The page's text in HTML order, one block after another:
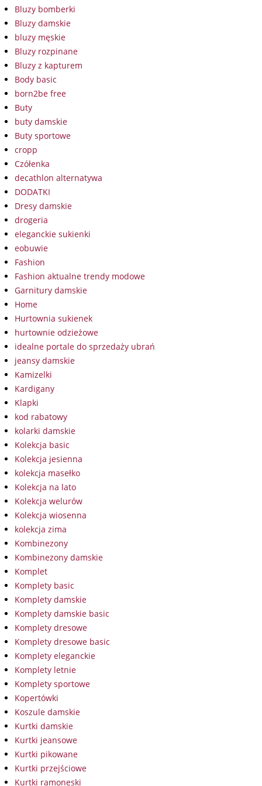
Bluzy bomberki
Bluzy damskie
bluzy męskie
Bluzy rozpinane
Bluzy z kapturem
Body basic
born2be free
Buty
buty damskie
Buty sportowe
cropp
Czółenka
decathlon alternatywa
DODATKI
Dresy damskie
drogeria
eleganckie sukienki
eobuwie
Fashion
Fashion aktualne trendy modowe
Garnitury damskie
Home
Hurtownia sukienek
hurtownie odzieżowe
idealne portale do sprzedaży ubrań
jeansy damskie
Kamizelki
Kardigany
Klapki
kod rabatowy
kolarki damskie
Kolekcja basic
Kolekcja jesienna
kolekcja masełko
Kolekcja na lato
Kolekcja welurów
Kolekcja wiosenna
kolekcja zima
Kombinezony
Kombinezony damskie
Komplet
Komplety basic
Komplety damskie
Komplety damskie basic
Komplety dresowe
Komplety dresowe basic
Komplety eleganckie
Komplety letnie
Komplety sportowe
Kopertówki
Koszule damskie
Kurtki damskie
Kurtki jeansowe
Kurtki pikowane
Kurtki przejściowe
Kurtki ramoneski